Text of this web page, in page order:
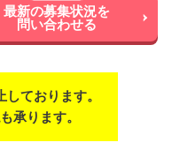
最新の募集状況を
問い合わせる
ております。
承ります。